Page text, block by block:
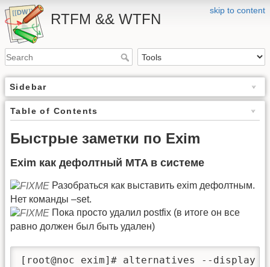
skip to content
RTFM && WTFN
Sidebar
Table of Contents
Быстрые заметки по Exim
Exim как дефолтный MTA в системе
Разобраться как выставить exim дефолтным.
Нет команды –set.
Пока просто удалил postfix (в итоге он все
равно должен был быть удален)
[root@noc exim]# alternatives --display